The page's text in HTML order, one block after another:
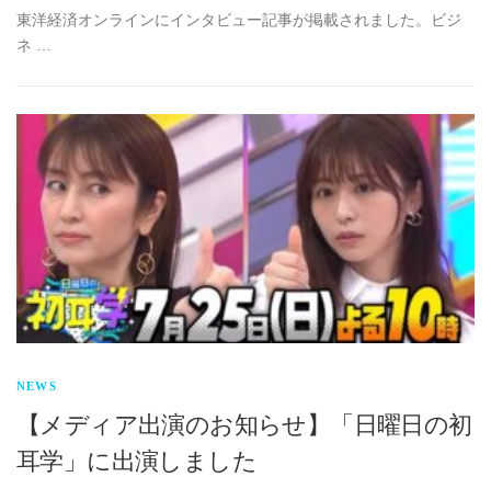
東洋経済オンラインにインタビュー記事が掲載されました。ビジ
ネ …
NEWS
【メディア出演のお知らせ】「日曜日の初
耳学」に出演しました